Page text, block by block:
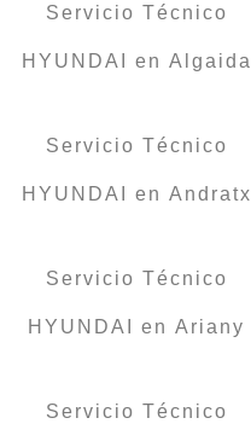
Servicio Técnico
HYUNDAI en Algaida
Servicio Técnico
HYUNDAI en Andratx
Servicio Técnico
HYUNDAI en Ariany
Servicio Técnico